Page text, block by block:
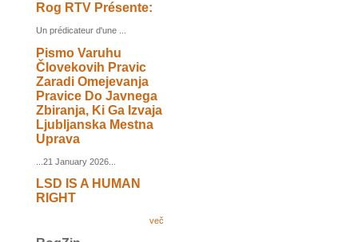
Rog RTV Présente:
Un prédicateur d'une ...
Pismo Varuhu
Človekovih Pravic
Zaradi Omejevanja
Pravice Do Javnega
Zbiranja, Ki Ga Izvaja
Ljubljanska Mestna
Uprava
...21 January 2026...
LSD IS A HUMAN
RIGHT
več